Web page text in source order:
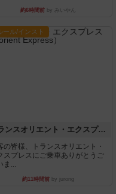
約6時間前by みいやん
ール/インスト
トランスオリエント・エクスプレス
の皆様、トランスオリエント・
スプレスにご乗車ありがとうご
ま...
約11時間前by jurong